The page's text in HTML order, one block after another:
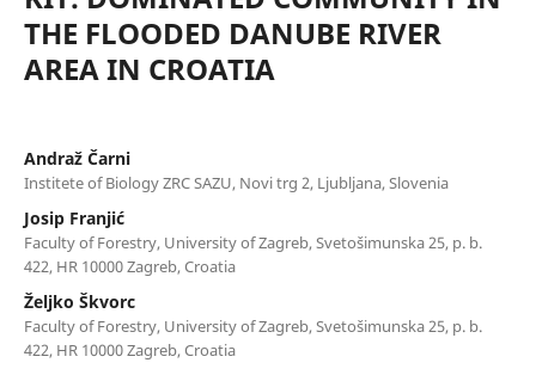
THE FLOODED DANUBE RIVER
AREA IN CROATIA
Andraž Čarni
Institete of Biology ZRC SAZU, Novi trg 2, Ljubljana, Slovenia
Josip Franjić
Faculty of Forestry, University of Zagreb, Svetošimunska 25, p. b.
422, HR 10000 Zagreb, Croatia
Željko Škvorc
Faculty of Forestry, University of Zagreb, Svetošimunska 25, p. b.
422, HR 10000 Zagreb, Croatia